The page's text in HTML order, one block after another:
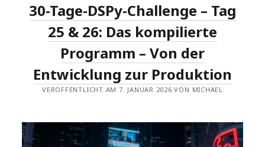
FÜR
PROGRAMMIERUNG
30-Tage-DSPy-Challenge – Tag
25 & 26: Das kompilierte
Programm – Von der
Entwicklung zur Produktion
VERÖFFENTLICHT AM 7. JANUAR 2026 VON MICHAEL